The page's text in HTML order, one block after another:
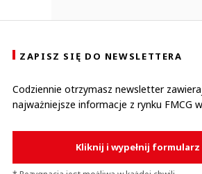
ZAPISZ SIĘ DO NEWSLETTERA
Codziennie otrzymasz newsletter
najważniejsze informacje z rynku FMCG
Kliknij i wypełnij formularz